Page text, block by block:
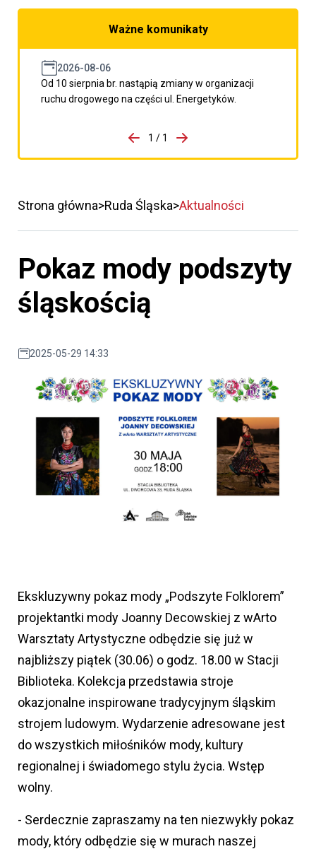
Ważne komunikaty
2026-08-06
Od 10 sierpnia br. nastąpią zmiany w organizacji
ruchu drogowego na części ul. Energetyków.
porzpedniego komunikatu
1 / 1
Przejdź do następnego
Strona główna Ruda Śląska Aktualności
Pokaz mody podszyty
śląskością
2025-05-29 14:33
Ekskluzywny pokaz mody „Podszyte Folklorem”
projektantki mody Joanny Decowskiej z wArto
Warsztaty Artystyczne odbędzie się już w
najbliższy piątek (30.06) o godz. 18.00 w Stacji
Biblioteka. Kolekcja przedstawia stroje
okazjonalne inspirowane tradycyjnym śląskim
strojem ludowym. Wydarzenie adresowane jest
do wszystkich miłośników mody, kultury
regionalnej i świadomego stylu życia. Wstęp
wolny.
- Serdecznie zapraszamy na ten niezwykły pokaz
mody, który odbędzie się w murach naszej